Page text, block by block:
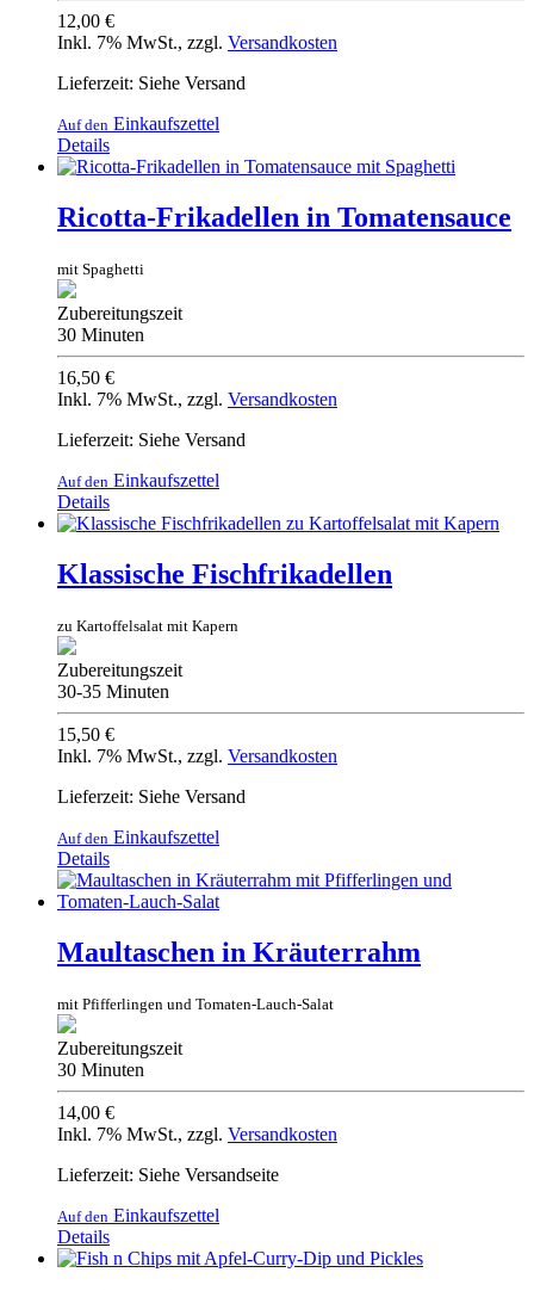
12,00 €
Inkl. 7% MwSt., zzgl. Versandkosten
Lieferzeit: Siehe Versand
Auf den Einkaufszettel
Details
Ricotta-Frikadellen in Tomatensauce
mit Spaghetti
Zubereitungszeit
30 Minuten
16,50 €
Inkl. 7% MwSt., zzgl. Versandkosten
Lieferzeit: Siehe Versand
Auf den Einkaufszettel
Details
Klassische Fischfrikadellen
zu Kartoffelsalat mit Kapern
Zubereitungszeit
30-35 Minuten
15,50 €
Inkl. 7% MwSt., zzgl. Versandkosten
Lieferzeit: Siehe Versand
Auf den Einkaufszettel
Details
Maultaschen in Kräuterrahm
mit Pfifferlingen und Tomaten-Lauch-Salat
Zubereitungszeit
30 Minuten
14,00 €
Inkl. 7% MwSt., zzgl. Versandkosten
Lieferzeit: Siehe Versandseite
Auf den Einkaufszettel
Details